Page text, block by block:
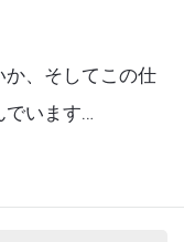
か、そしてこの仕
でいます…